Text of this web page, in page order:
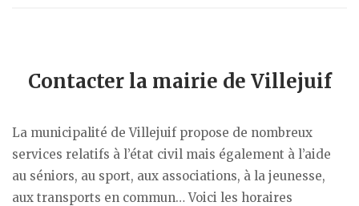
Contacter la mairie de Villejuif
La municipalité de Villejuif propose de nombreux
services relatifs à l’état civil mais également à l’aide
au séniors, au sport, aux associations, à la jeunesse,
aux transports en commun… Voici les horaires